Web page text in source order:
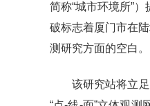
简称“城市环境所”
破标志着厦门市在
测研究方面的空白。
该研究站将立